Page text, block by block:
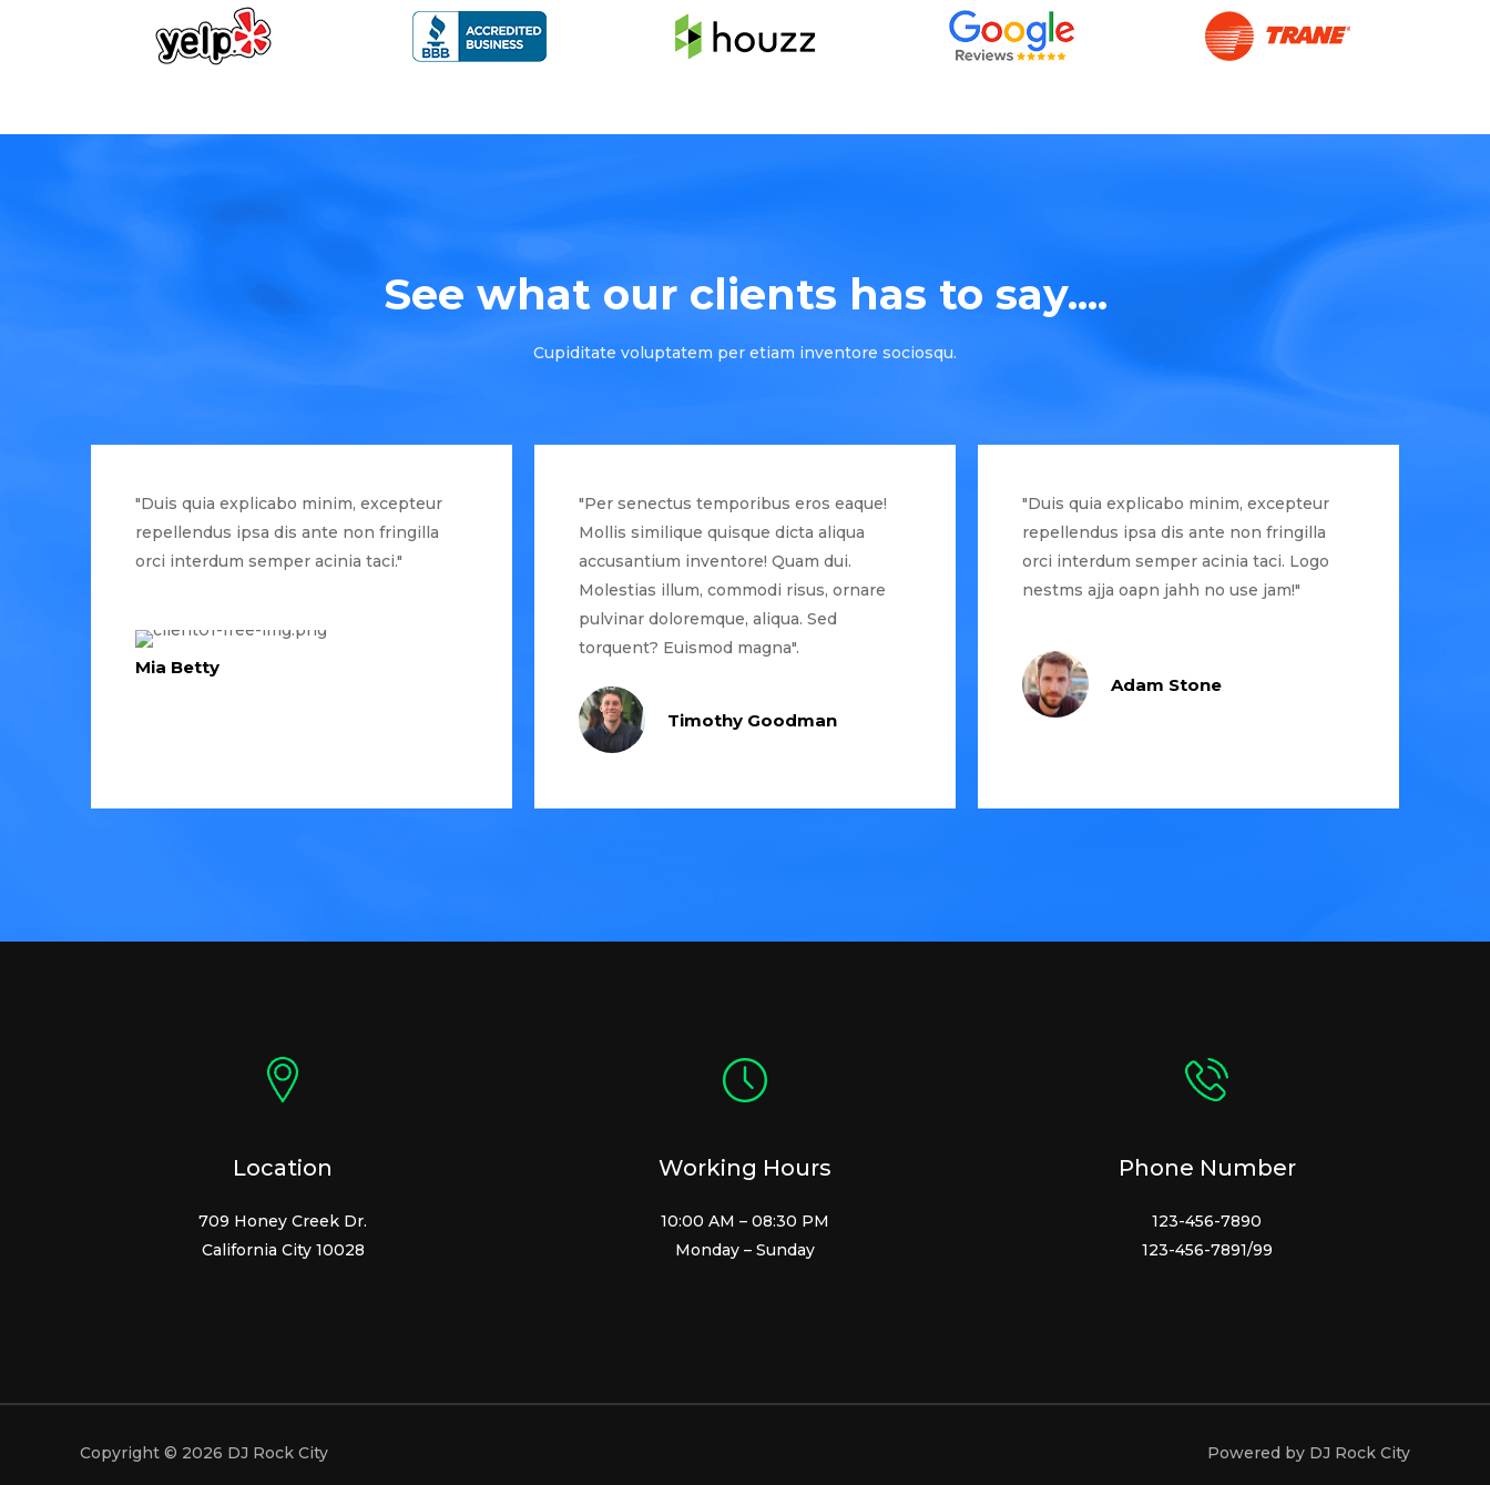
See what our clients has to say....
Cupiditate voluptatem per etiam inventore sociosqu.
"Duis quia explicabo minim, excepteur
repellendus ipsa dis ante non fringilla
orci interdum semper acinia taci."
Mia Betty
"Per senectus temporibus eros eaque!
Mollis similique quisque dicta aliqua
accusantium inventore! Quam dui.
Molestias illum, commodi risus, ornare
pulvinar doloremque, aliqua. Sed
torquent? Euismod magna".
Timothy Goodman
"Duis quia explicabo minim, excepteur
repellendus ipsa dis ante non fringilla
orci interdum semper acinia taci. Logo
nestms ajja oapn jahh no use jam!"
Adam Stone
Location
709 Honey Creek Dr.
California City 10028
Working Hours
10:00 AM – 08:30 PM
Monday – Sunday
Phone Number
123-456-7890
123-456-7891/99
Copyright © 2026 DJ Rock City Powered by DJ Rock City